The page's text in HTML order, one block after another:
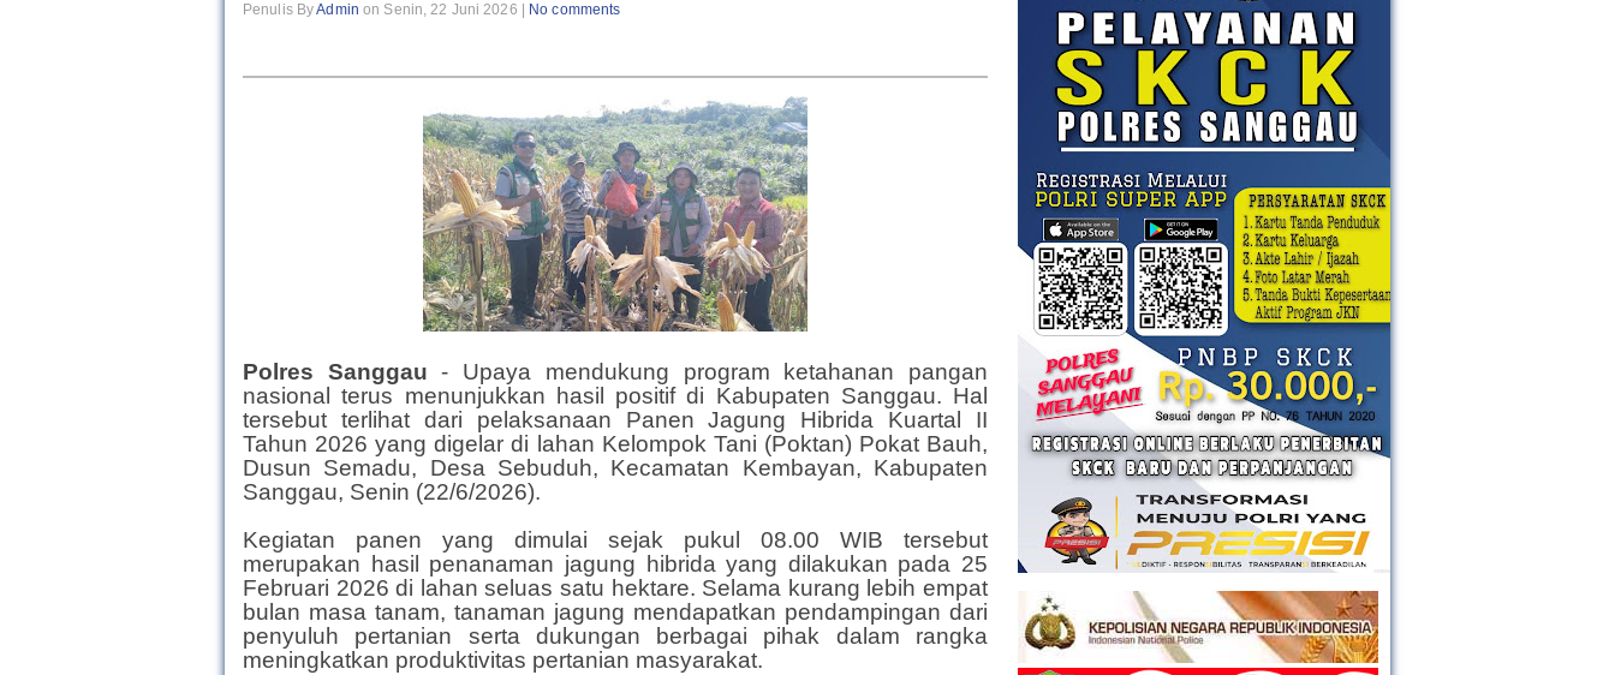
Penulis ByAdmin on Senin, 22 Juni 2026 | No comments
Polres Sanggau- Upaya mendukung program ketahanan pangan
nasional terus menunjukkan hasil positif di Kabupaten Sanggau. Hal
tersebut terlihat dari pelaksanaan Panen Jagung Hibrida Kuartal II
Tahun 2026 yang digelar di lahan Kelompok Tani (Poktan) Pokat Bauh,
Dusun Semadu, Desa Sebuduh, Kecamatan Kembayan, Kabupaten
Sanggau, Senin (22/6/2026).
Kegiatan panen yang dimulai sejak pukul 08.00 WIB tersebut
merupakan hasil penanaman jagung hibrida yang dilakukan pada 25
Februari 2026 di lahan seluas satu hektare. Selama kurang lebih empat
bulan masa tanam, tanaman jagung mendapatkan pendampingan dari
penyuluh pertanian serta dukungan berbagai pihak dalam rangka
meningkatkan produktivitas pertanian masyarakat.